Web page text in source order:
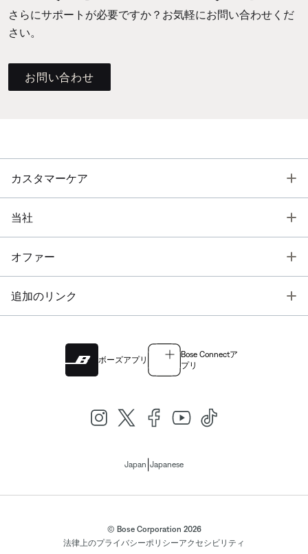
さらにサポートが必要ですか？お気軽にお問い合わせくだ
さい。
お問い合わせ
カスタマーケア
当社
オファー
追加のリンク
ボーズアプリ
Bose Connectア
プリ
Japan Japanese
© Bose Corporation 2026
法律上のプライバシーポリシーアクセシビリティ